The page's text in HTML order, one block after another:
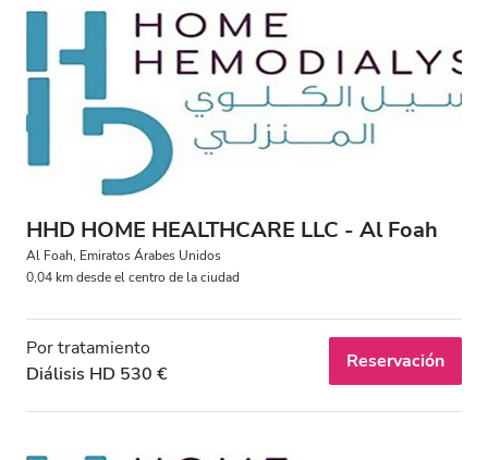
HHD HOME HEALTHCARE LLC - Al Foah
Al Foah, Emiratos Árabes Unidos
0,04 km desde el centro de la ciudad
Por tratamiento
Diálisis HD 530 €
Reservación